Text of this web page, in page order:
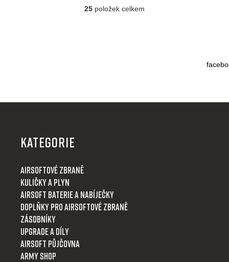
O
p
i
s
25 položek celkem
KATEGORIE
Airsoftové zbraně
Kuličky a plyn
Airsoft baterie a nabíječky
Doplňky pro airsoftové zbraně
Zásobníky
Upgrade a díly
Airsoft půjčovna
Army shop